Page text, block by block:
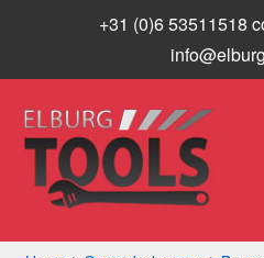
+31 (0)6 53511518
Ga
door
naar
navigatie
Ga
naar
inhoud